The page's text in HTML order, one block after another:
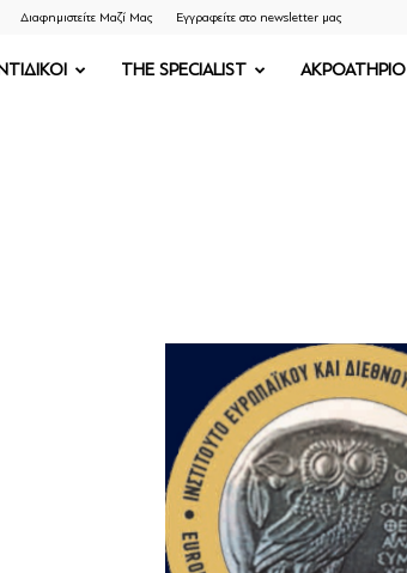
Διαφημιστείτε Μαζί Μας Εγγραφείτε στο newsletter μας
THE SPECIALIST ΑΚΡΟΑΤΗΡΙΟ